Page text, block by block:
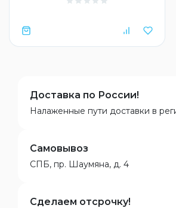
Доставка по России!
Налаженные пути доставки в
Самовывоз
СПБ, пр. Шаумяна, д. 4
Сделаем отсрочку!